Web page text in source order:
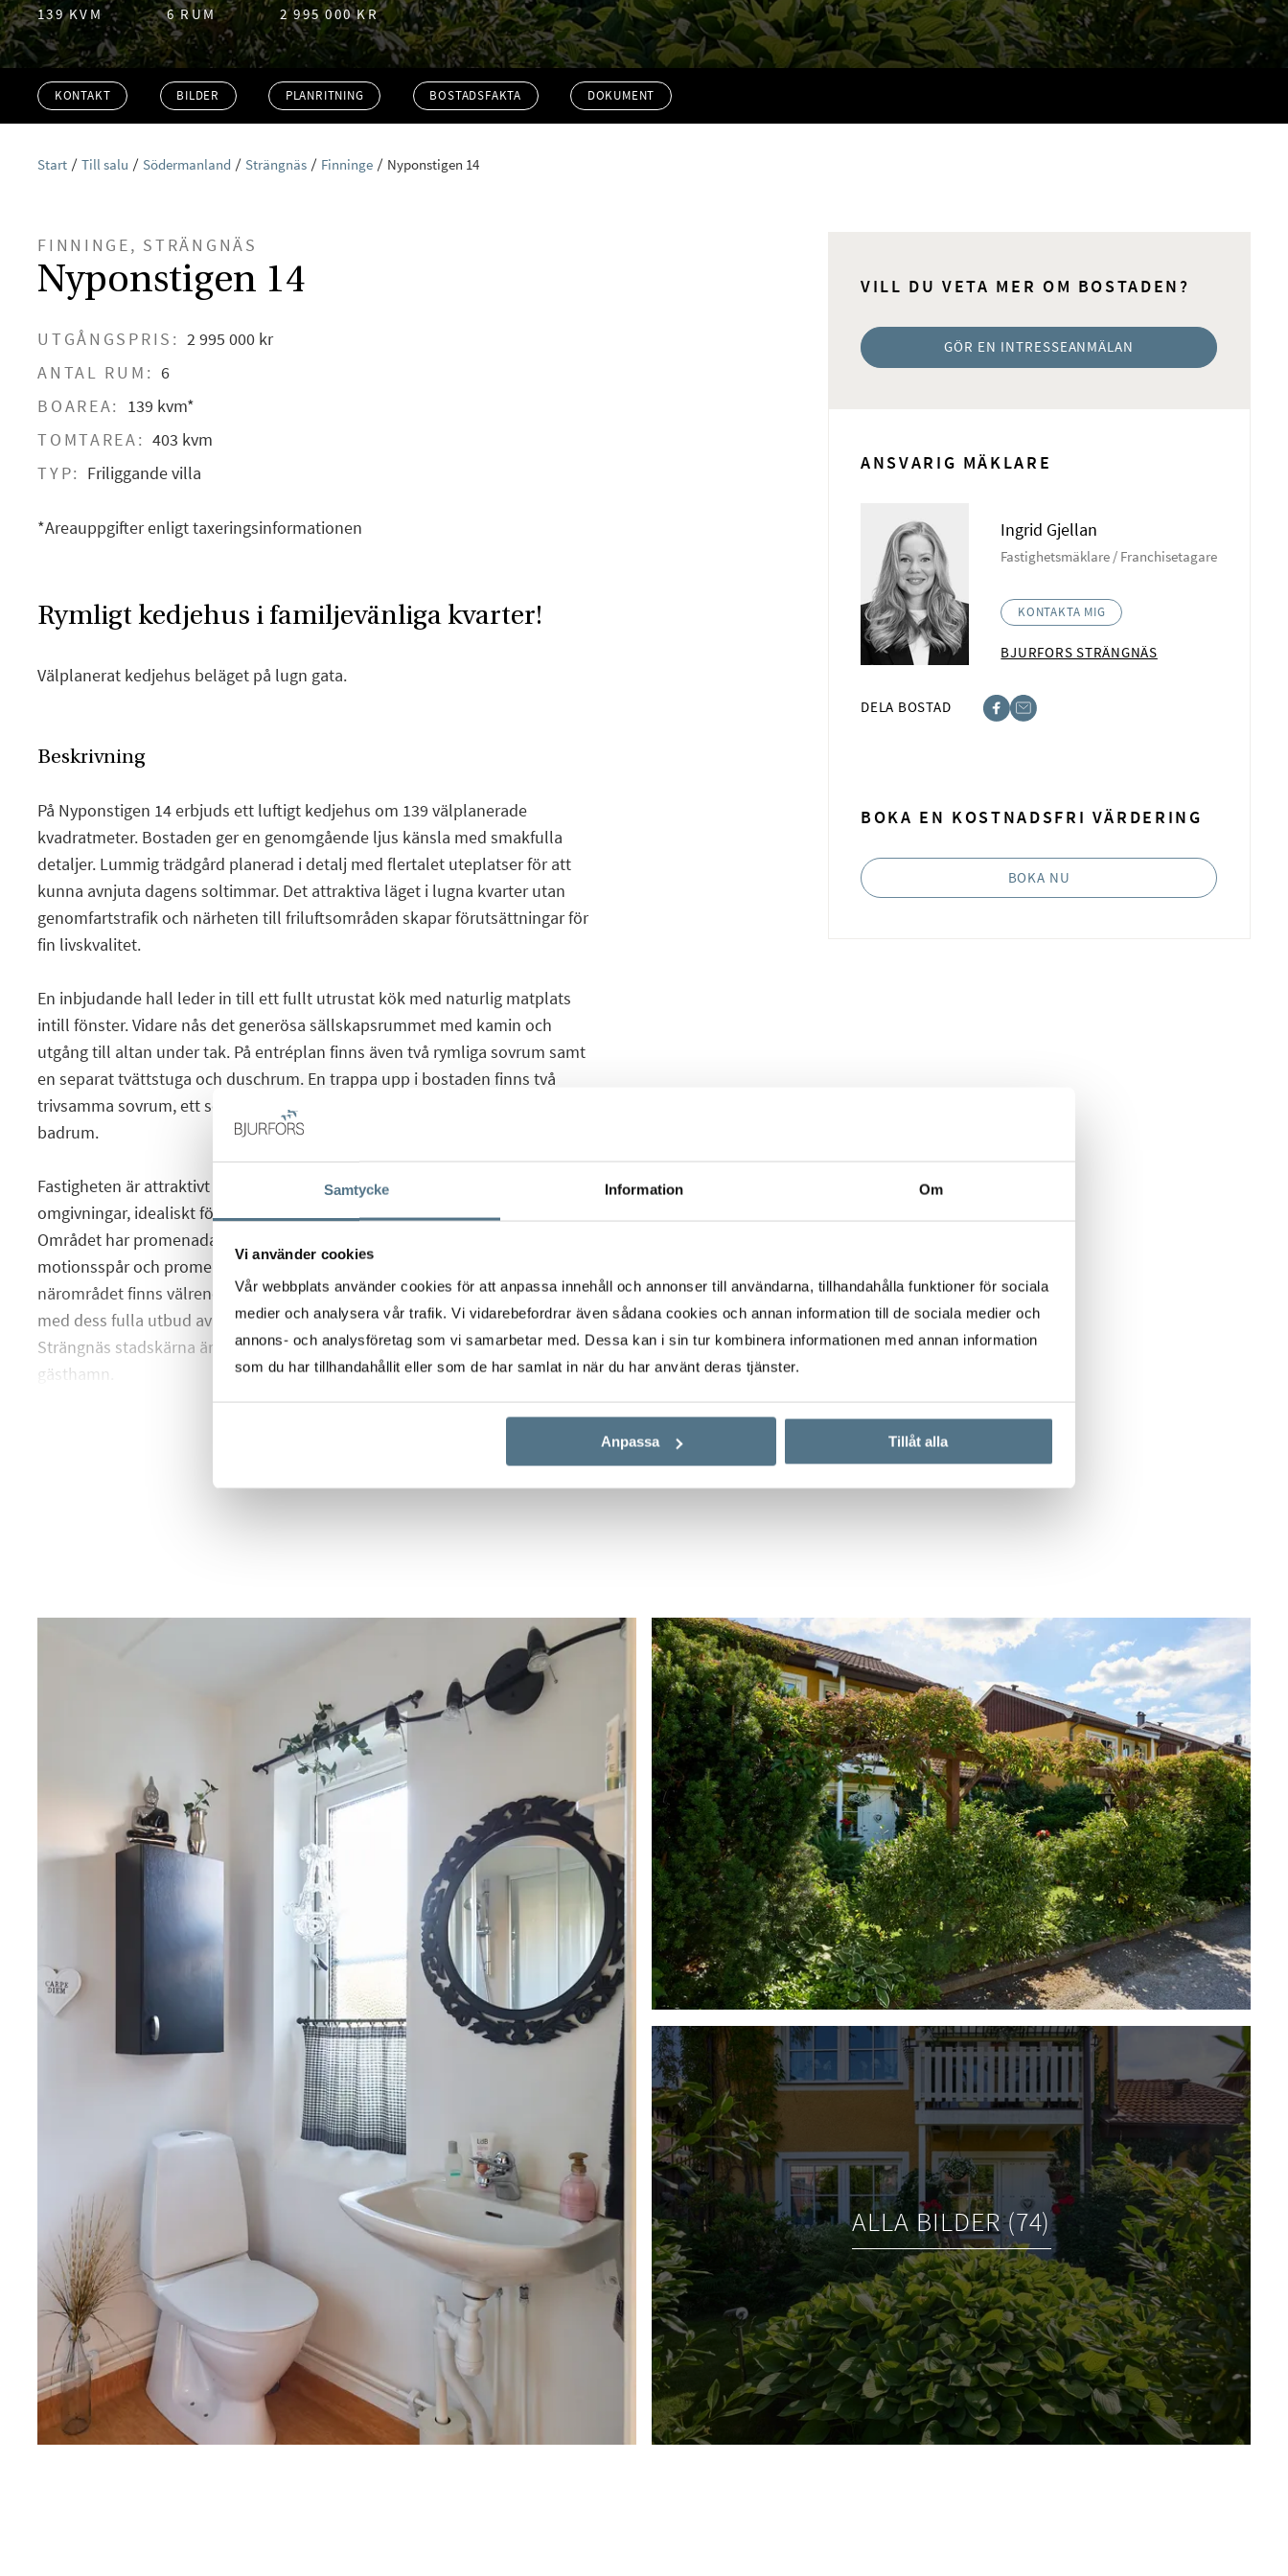
Samtycke Information Om
Vi använder cookies
Vår webbplats använder cookies för att anpassa innehåll och annonser till användarna, tillhandahålla funktioner för sociala
medier och analysera vår trafik. Vi vidarebefordrar även sådana cookies och annan information till de sociala medier och
annons- och analysföretag som vi samarbetar med. Dessa kan i sin tur kombinera informationen med annan information
som du har tillhandahållit eller som de har samlat in när du har använt deras tjänster.
Anpassa Tillåt alla
139 KVM 6 RUM 2 995 000 KR
KONTAKT BILDER PLANRITNING BOSTADSFAKTA DOKUMENT
Start Till salu Södermanland Strängnäs Finninge Nyponstigen 14
FINNINGE, STRÄNGNÄS
Nyponstigen 14
UTGÅNGSPRIS: 2 995 000 kr
ANTAL RUM: 6
BOAREA:
139 kvm*
TOMTAREA: 403 kvm
TYP: Friliggande villa
*Areauppgifter enligt taxeringsinformationen
VILL DU VETA MER OM BOSTADEN?
GÖR EN INTRESSEANMÄLAN
ANSVARIG MÄKLARE
Ingrid Gjellan
Fastighetsmäklare / Franchisetagare
KONTAKTA MIG
BJURFORS STRÄNGNÄS
DELA BOSTAD
BOKA EN KOSTNADSFRI VÄRDERING
BOKA NU
Rymligt kedjehus i familjevänliga kvarter!
Välplanerat kedjehus beläget på lugn gata.
Beskrivning
På Nyponstigen 14 erbjuds ett luftigt kedjehus om 139 välplanerade
kvadratmeter. Bostaden ger en genomgående ljus känsla med smakfulla
detaljer. Lummig trädgård planerad i detalj med flertalet uteplatser för att
kunna avnjuta dagens soltimmar. Det attraktiva läget i lugna kvarter utan
genomfartstrafik och närheten till friluftsområden skapar förutsättningar för
fin livskvalitet.
En inbjudande hall leder in till ett fullt utrustat kök med naturlig matplats
intill fönster. Vidare nås det generösa sällskapsrummet med kamin och
utgång till altan under tak. På entréplan finns även två rymliga sovrum samt
en separat tvättstuga och duschrum. En trappa upp i bostaden finns två
trivsamma sovrum, ett socialt allrum med utgång till balkong samt ett
badrum.
Fastigheten är attraktivt belägen i familjevänligt område med grönskande
omgivningar, idealiskt för den som önskar ett boende i en harmonisk miljö.
Området har promenadavstånd till kommunikationer och lekplats. Populära
motionsspår och promenadstråk finns ett par minuter från bostaden. I
närområdet finns välrenommerad skola och förskola. Centrala Strängnäs
med dess fulla utbud av restauranger och butiker nås med en kort cykeltur.
Strängnäs stadskärna är otroligt gemytlig med charmiga trähus och
gästhamn.
ALLA BILDER (74)